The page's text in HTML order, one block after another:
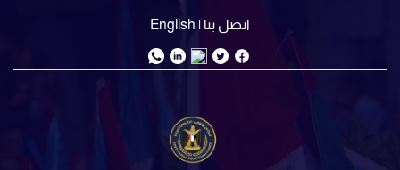
اتصل بنا | English